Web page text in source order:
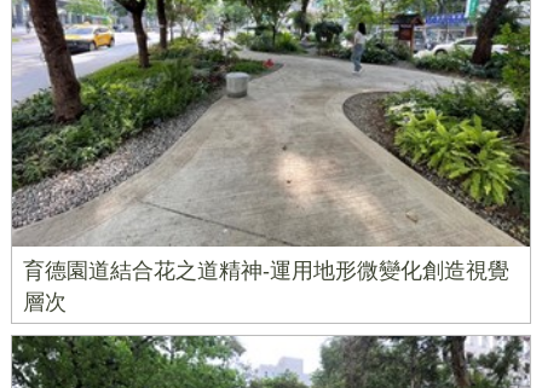
育德園道結合花之道精神-運用地形微變化創造視覺
層次